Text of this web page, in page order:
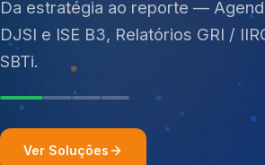
resíduos sólidos (PGRS/PMGRS).
Ver Soluções